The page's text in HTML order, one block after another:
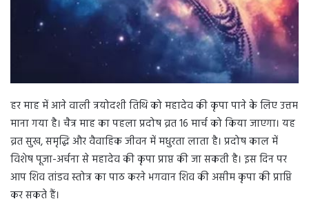
हर माह में आने वाली त्रयोदशी तिथि को महादेव की कृपा पाने के लिए उत्तम
माना गया है। चैत्र माह का पहला प्रदोष व्रत 16 मार्च को किया जाएगा। यह
व्रत सुख, समृद्धि और वैवाहिक जीवन में मधुरता लाता है। प्रदोष काल में
विशेष पूजा-अर्चना से महादेव की कृपा प्राप्त की जा सकती है। इस दिन पर
आप शिव तांडव स्तोत्र का पाठ करने भगवान शिव की असीम कृपा की प्राप्ति
कर सकते हैं।